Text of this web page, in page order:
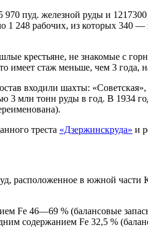
пуд. железной руды и
1 248 рабочих, из которых
крестьяне, не знакомые с
имеет стаж меньше, чем 3
входили шахты:
3 млн тонн руды в год. В
треста «Дзержинскруда» и
расположенное в южной части
Fe 46—69 % (балансовые
содержанием Fe 32,5 %